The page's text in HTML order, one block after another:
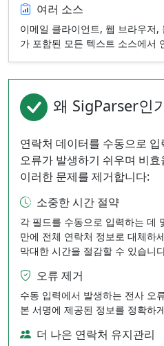
여러 소스
이메일 클라이언트, 웹 브라우저,
가 포함된 모든 텍스트 소스에서
왜 SigParser인
연락처 데이터를 수동으로
오류가 발생하기 쉬우며 비
이러한 문제를 제거합니다:
소중한 시간 절약
각 필드를 수동으로 입력하는 데
만에 전체 연락처 정보로 대체하
막대한 시간을 절감할 수 있습니
오류 제거
수동 입력에서 발생하는 전사 오
본 서명에 제공된 정보를 정확하
더 나은 연락처 유지관리